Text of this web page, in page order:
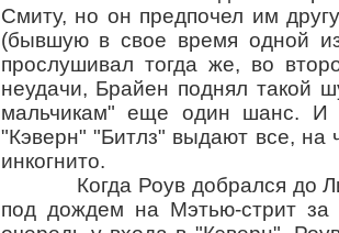
Смиту, но он предпочел им
(бывшую в свое время одной
прослушивал тогда же, во
неудачи, Брайен поднял такой
мальчикам" еще один шанс. И
"Кэверн" "Битлз" выдают все, на
инкогнито.
Когда Роув добрался до
под дождем на Мэтью-стрит за